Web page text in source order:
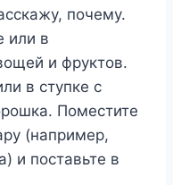
почему.
или в
и фруктов.
в ступке с
Поместите
(например,
и поставьте в